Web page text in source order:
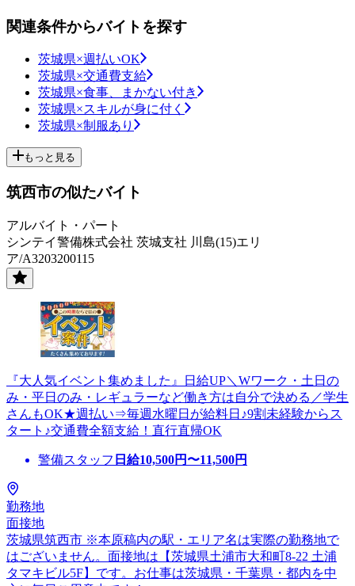
関連条件からバイトを探す
茨城県×週払いOK
茨城県×交通費支給
茨城県×食事、まかない付き
茨城県×スキルが身に付く
茨城県×制服あり
もっと見る
筑西市の似たバイト
アルバイト・パート
シンテイ警備株式会社 茨城支社 川島(15)エリ
ア/A3203200115
『大人気イベント集めました』日給UP＼Wワーク・土日の
み・平日のみ・レギュラーなど働き方は自分で決める／学生
さんもOK★週払い⇒毎週水曜日が給料日♪9割未経験からス
タート♪交通費全額支給！直行直帰OK
警備スタッフ 日給10,500円〜11,500円
勤務地
面接地
茨城県筑西市 ※本原稿内の駅・エリア名は実際の勤務地で
はございません。面接地は【茨城県土浦市大和町8-22 土浦
タマキビル5F】です。お仕事は茨城県・千葉県・都内を中